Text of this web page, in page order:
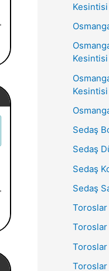
Kesintisi
Kesintisi
Kesintisi
Sedaş
Sedaş
Sedaş
Sedaş
Toroslar
Toroslar
Toroslar
Toroslar